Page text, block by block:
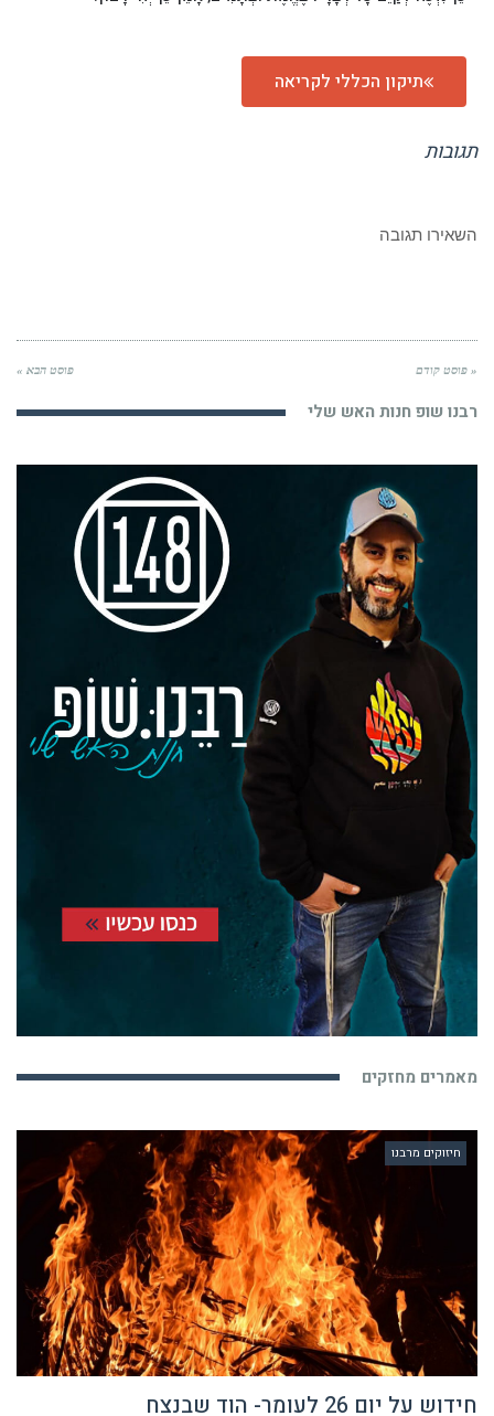
תיקון הכללי לקריאה
תגובות
השאירו תגובה
« פוסט קודם פוסט הבא »
רבנו שופ חנות האש שלי
מאמרים מחזקים
חיזוקים מרבנו
חידוש על יום 26 לעומר- הוד שבנצח